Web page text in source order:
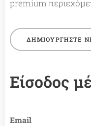
premium
ΔΗΜΙΟΥΡΓΉΣΤΕ
Είσοδος
Email